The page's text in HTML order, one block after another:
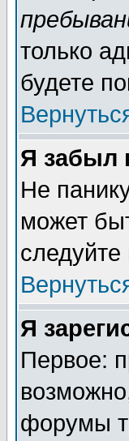
только
будете
Я забыл
Не
может
Я
Первое:
форумы